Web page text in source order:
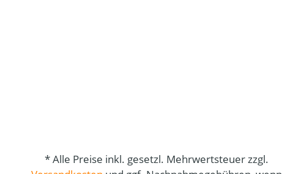
* Alle Preise inkl. gesetzl. Mehrwertsteuer zzgl.